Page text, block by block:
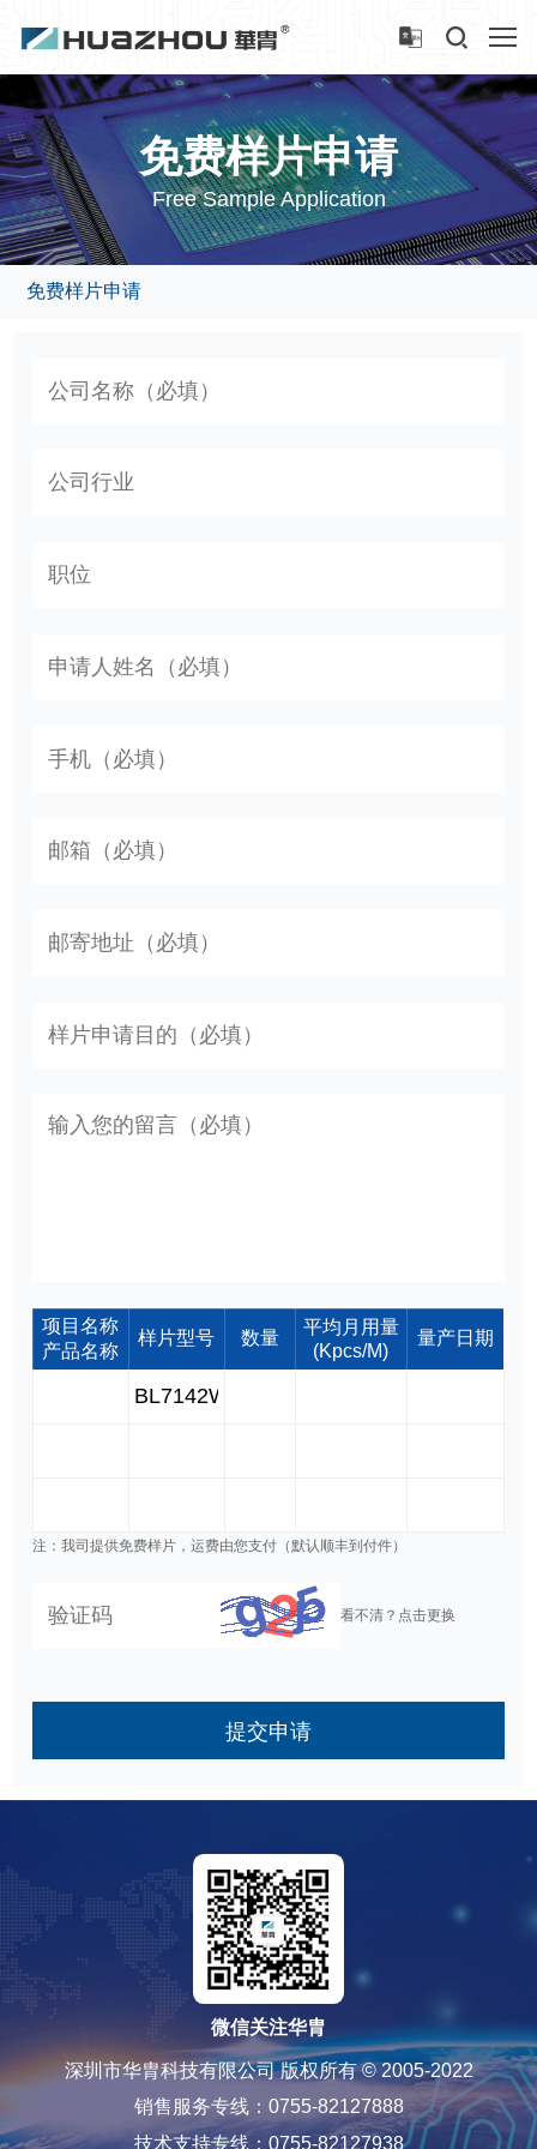
免费样片申请
Free Sample Application
免费样片申请
项目名称
产品名称
样片型号 数量
平均月用量
(Kpcs/M)
量产日期
注：我司提供免费样片，运费由您支付（默认顺丰到付件）
看不清？点击更换
提交申请
微信关注华胄
深圳市华胄科技有限公司 版权所有 © 2005-2022
销售服务专线：0755-82127888
技术支持专线：0755-82127938